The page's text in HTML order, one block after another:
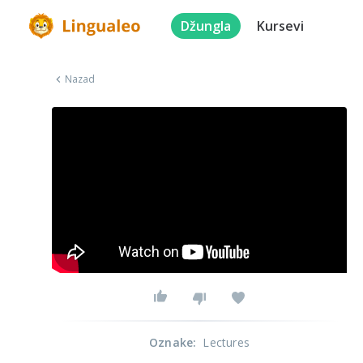
Džungla Kursevi
Nazad
Oznake: Lectures